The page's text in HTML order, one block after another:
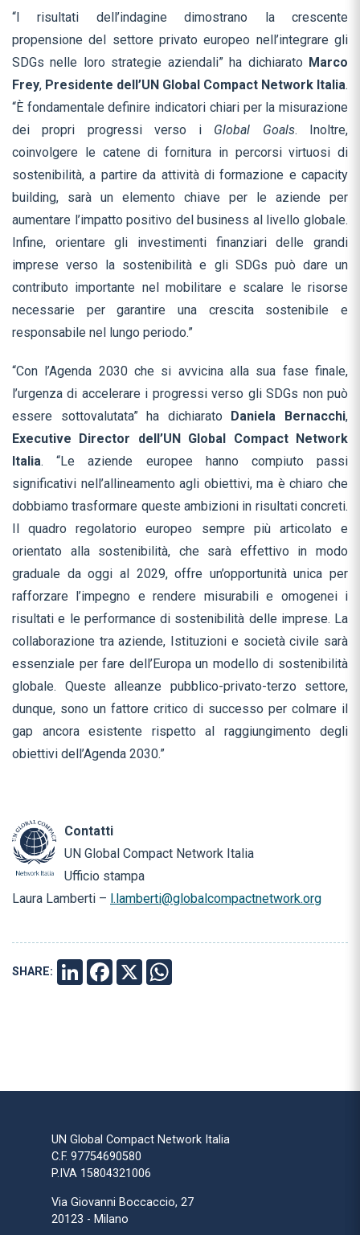
“I risultati dell’indagine dimostrano la crescente
propensione del settore privato europeo nell’integrare gli
SDGs nelle loro strategie aziendali” ha dichiarato Marco
Frey, Presidente dell’UN Global Compact Network Italia.
“È fondamentale definire indicatori chiari per la misurazione
dei propri progressi verso i Global Goals. Inoltre,
coinvolgere le catene di fornitura in percorsi virtuosi di
sostenibilità, a partire da attività di formazione e capacity
building, sarà un elemento chiave per le aziende per
aumentare l’impatto positivo del business al livello globale.
Infine, orientare gli investimenti finanziari delle grandi
imprese verso la sostenibilità e gli SDGs può dare un
contributo importante nel mobilitare e scalare le risorse
necessarie per garantire una crescita sostenibile e
responsabile nel lungo periodo.”
“Con l’Agenda 2030 che si avvicina alla sua fase finale,
l’urgenza di accelerare i progressi verso gli SDGs non può
essere sottovalutata” ha dichiarato Daniela Bernacchi,
Executive Director dell’UN Global Compact Network
Italia. “Le aziende europee hanno compiuto passi
significativi nell’allineamento agli obiettivi, ma è chiaro che
dobbiamo trasformare queste ambizioni in risultati concreti.
Il quadro regolatorio europeo sempre più articolato e
orientato alla sostenibilità, che sarà effettivo in modo
graduale da oggi al 2029, offre un’opportunità unica per
rafforzare l’impegno e rendere misurabili e omogenei i
risultati e le performance di sostenibilità delle imprese. La
collaborazione tra aziende, Istituzioni e società civile sarà
essenziale per fare dell’Europa un modello di sostenibilità
globale. Queste alleanze pubblico-privato-terzo settore,
dunque, sono un fattore critico di successo per colmare il
gap ancora esistente rispetto al raggiungimento degli
obiettivi dell’Agenda 2030.”
Contatti
UN Global Compact Network Italia
Ufficio stampa
Laura Lamberti – l.lamberti@globalcompactnetwork.org
SHARE: LINKEDINFACEBOOK
X
UN Global Compact Network Italia
C.F. 97754690580
P.IVA 15804321006
Via Giovanni Boccaccio, 27
20123 - Milano